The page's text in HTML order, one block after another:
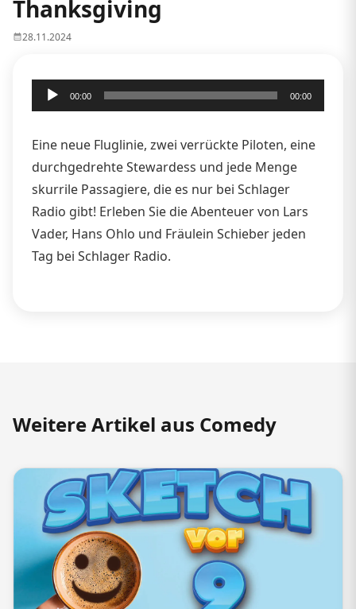
Thanksgiving
28.11.2024
Audio-
Player
00:00 00:00
Eine neue Fluglinie, zwei verrückte Piloten, eine
durchgedrehte Stewardess und jede Menge
skurrile Passagiere, die es nur bei Schlager
Radio gibt! Erleben Sie die Abenteuer von Lars
Vader, Hans Ohlo und Fräulein Schieber jeden
Tag bei Schlager Radio.
Weitere Artikel aus Comedy